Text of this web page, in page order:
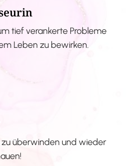
tief verankerte Probleme
Leben zu bewirken.
überwinden und wieder